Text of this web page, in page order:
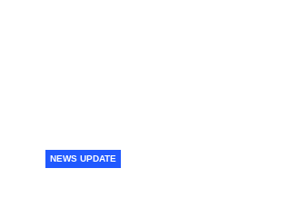
NEWS UPDATE